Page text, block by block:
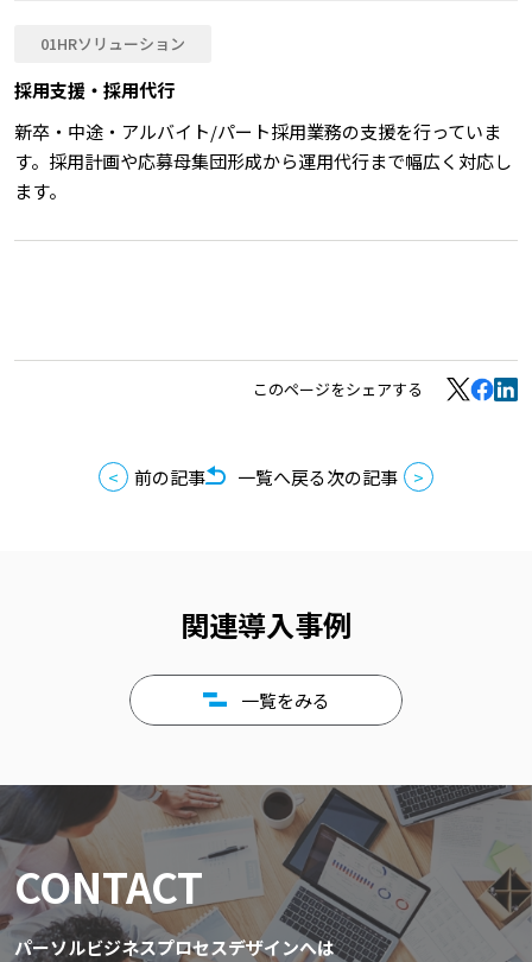
01HRソリューション
採用支援・採用代行
新卒・中途・アルバイト/パート採用業務の支援を行っていま
す。採用計画や応募母集団形成から運用代行まで幅広く対応し
ます。
このページをシェアする
前の記事 一覧へ戻る次の記事
関連導入事例
一覧をみる
CONTACT
パーソルビジネスプロセスデザインへは